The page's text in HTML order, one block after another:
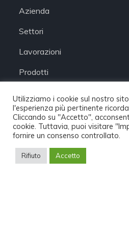
Azienda
Settori
Lavorazioni
Prodotti
Servizi
Download
News
Utilizziamo i cookie sul nostro
l'esperienza più pertinente
Cliccando su "Accetto",
cookie. Tuttavia, puoi visitare
fornire un consenso controllato.
Rifiuto Accetto